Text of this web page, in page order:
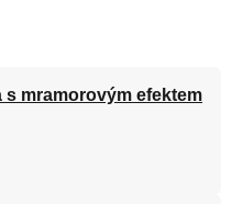
mramorovým efektem